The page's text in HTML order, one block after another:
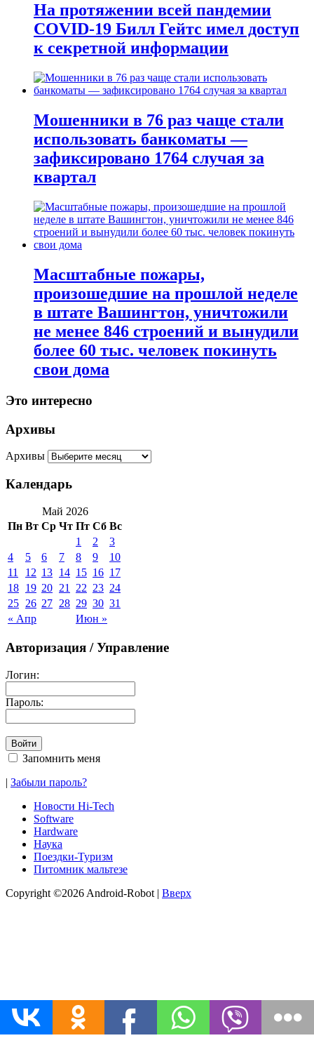
На протяжении всей пандемии
COVID-19 Билл Гейтс имел доступ
к секретной информации
Мошенники в 76 раз чаще стали
использовать банкоматы —
зафиксировано 1764 случая за
квартал
Масштабные пожары,
произошедшие на прошлой неделе
в штате Вашингтон, уничтожили
не менее 846 строений и вынудили
более 60 тыс. человек покинуть
свои дома
Это интересно
Архивы
Архивы
Календарь
Май 2026
Пн Вт Ср Чт Пт Сб Вс
« Апр Июн »
1 2
3
4
5 6 7 8 9
10
11
12 13 14 15 16 17
18 19 20 21 22 23 24
25 26 27 28 29 30 31
Авторизация / Управление
Логин:
Пароль:
Запомнить меня
| Забыли пароль?
Новости Hi-Tech
Software
Hardware
Наука
Поездки-Туризм
Питомник мальтезе
Copyright ©2026 Android-Robot | Вверх